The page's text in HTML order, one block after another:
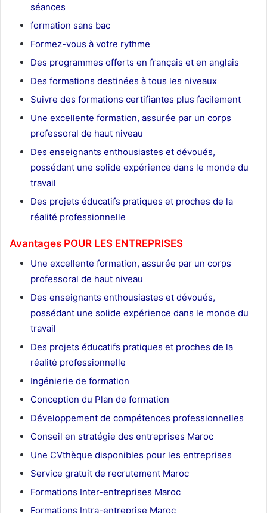
séances
formation sans bac
Formez-vous à votre rythme
Des programmes offerts en français et en anglais
Des formations destinées à tous les niveaux
Suivre des formations certifiantes plus facilement
Une excellente formation, assurée par un corps
professoral de haut niveau
Des enseignants enthousiastes et dévoués,
possédant une solide expérience dans le monde du
travail
Des projets éducatifs pratiques et proches de la
réalité professionnelle
Avantages POUR LES ENTREPRISES
Une excellente formation, assurée par un corps
professoral de haut niveau
Des enseignants enthousiastes et dévoués,
possédant une solide expérience dans le monde du
travail
Des projets éducatifs pratiques et proches de la
réalité professionnelle
Ingénierie de formation
Conception du Plan de formation
Développement de compétences professionnelles
Conseil en stratégie des entreprises Maroc
Une CVthèque disponibles pour les entreprises
Service gratuit de recrutement Maroc
Formations Inter-entreprises Maroc
Formations Intra-entreprise Maroc